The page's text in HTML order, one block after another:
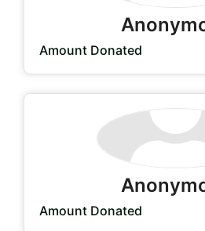
Amount Donated
Amount Donated